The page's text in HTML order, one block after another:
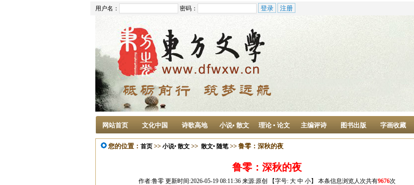
用户名： 密码：
网站首页 文化中国 诗歌高地 小说• 散文 理论 ▪ 论文 主编评诗 图书出版 字画收藏
您的位置： 首页 >> 小说• 散文 >> 散文• 随笔>> 鲁零：深秋的夜
鲁零：深秋的夜
作者:鲁零 更新时间:2026-05-19 08:11:36 来源:原创 【字号: 大 中 小】 本条信息浏览人次共有9676次